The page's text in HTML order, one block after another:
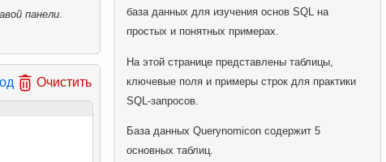
панели.
Очистить
база данных для изучения основ SQL на
простых и понятных примерах.
На этой странице представлены таблицы,
ключевые поля и примеры строк для практики
SQL-запросов.
База данных Querynomicon содержит 5
основных таблиц.